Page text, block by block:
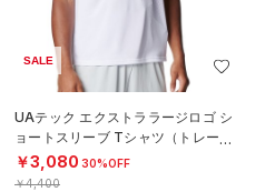
SALE
UAテック エクストララージロゴ シ
ョートスリーブ Tシャツ（トレーニ
ング/MEN）
￥3,080 30%OFF
￥4,400